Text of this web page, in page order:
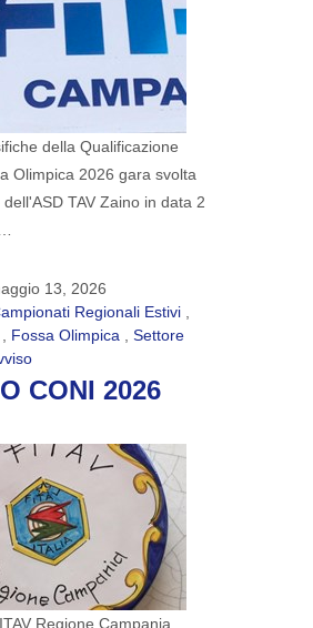
della Qualificazione
Olimpica 2026 gara svolta
TAV Zaino in data 2
13, 2026
Regionali Estivi
Fossa Olimpica
Settore
CONI 2026
Regione Campania